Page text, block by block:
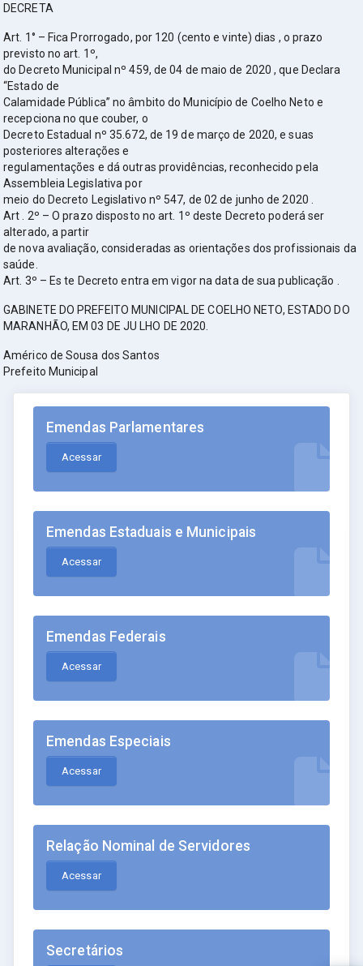
DECRETA
Art. 1° – Fica Prorrogado, por 120 (cento e vinte) dias , o prazo
previsto no art. 1º,
do Decreto Municipal nº 459, de 04 de maio de 2020 , que Declara
“Estado de
Calamidade Pública” no âmbito do Município de Coelho Neto e
recepciona no que couber, o
Decreto Estadual nº 35.672, de 19 de março de 2020, e suas
posteriores alterações e
regulamentações e dá outras providências, reconhecido pela
Assembleia Legislativa por
meio do Decreto Legislativo nº 547, de 02 de junho de 2020 .
Art . 2º – O prazo disposto no art. 1º deste Decreto poderá ser
alterado, a partir
de nova avaliação, consideradas as orientações dos profissionais da
saúde.
Art. 3º – Es te Decreto entra em vigor na data de sua publicação .
GABINETE DO PREFEITO MUNICIPAL DE COELHO NETO, ESTADO DO
MARANHÃO, EM 03 DE JU LHO DE 2020.
Américo de Sousa dos Santos
Prefeito Municipal
Emendas Parlamentares
Acessar
Emendas Estaduais e Municipais
Acessar
Emendas Federais
Acessar
Emendas Especiais
Acessar
Relação Nominal de Servidores
Acessar
Secretários